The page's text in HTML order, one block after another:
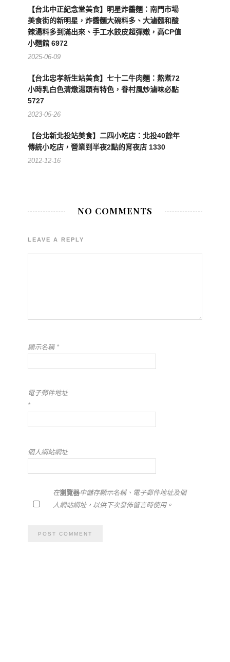
【台北中正紀念堂美食】明星炸醬麵：南門市場
美食街的新明星，炸醬麵大碗料多、大滷麵和酸
辣湯料多到滿出來、手工水餃皮超彈嫩，高CP值
小麵館 6972
2025-06-09
【台北忠孝新生站美食】七十二牛肉麵：熬煮72
小時乳白色清燉湯頭有特色，眷村風炒滷味必點
5727
2023-05-26
【台北新北投站美食】二四小吃店：北投40餘年
傳統小吃店，營業到半夜2點的宵夜店 1330
2012-12-16
NO COMMENTS
LEAVE A REPLY
顯示名稱 *
電子郵件地址
*
個人網站網址
在瀏覽器中儲存顯示名稱、電子郵件地址及個
人網站網址，以供下次發佈留言時使用。